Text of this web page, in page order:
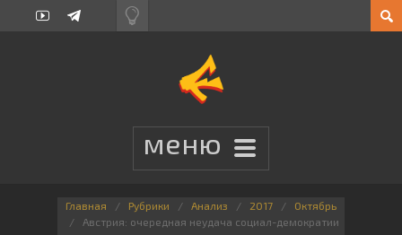
Главная Рубрики Анализ 2017
Октябрь
Австрия: очередная неудача социал-демократии